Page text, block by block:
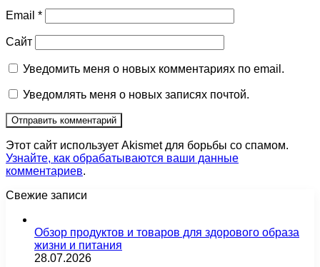
Email *
Сайт
Уведомить меня о новых комментариях по email.
Уведомлять меня о новых записях почтой.
Этот сайт использует Akismet для борьбы со спамом.
Узнайте, как обрабатываются ваши данные
комментариев.
Свежие записи
Обзор продуктов и товаров для здорового образа
жизни и питания
28.07.2026